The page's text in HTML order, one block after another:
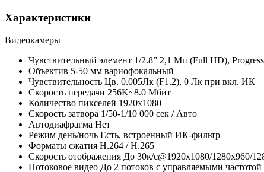
Характеристики
Видеокамеры
Чувствительный элемент 1/2.8” 2,1 Мп (Full HD),
Объектив 5-50 мм вариофокальный
Чувствительность Цв. 0.005Лк (F1.2), 0 Лк при вкл. ИК
Скорость передачи 256K~8.0 Мбит
Количество пикселей 1920x1080
Скорость затвора 1/50-1/10 000 сек / Авто
Автодиафрагма Нет
Режим день/ночь Есть, встроенный ИК-фильтр
Форматы сжатия H.264 / H.265
Скорость отображения До 30к/с@1920х1080/1280х960/
Потоковое видео До 2 потоков с управляемыми